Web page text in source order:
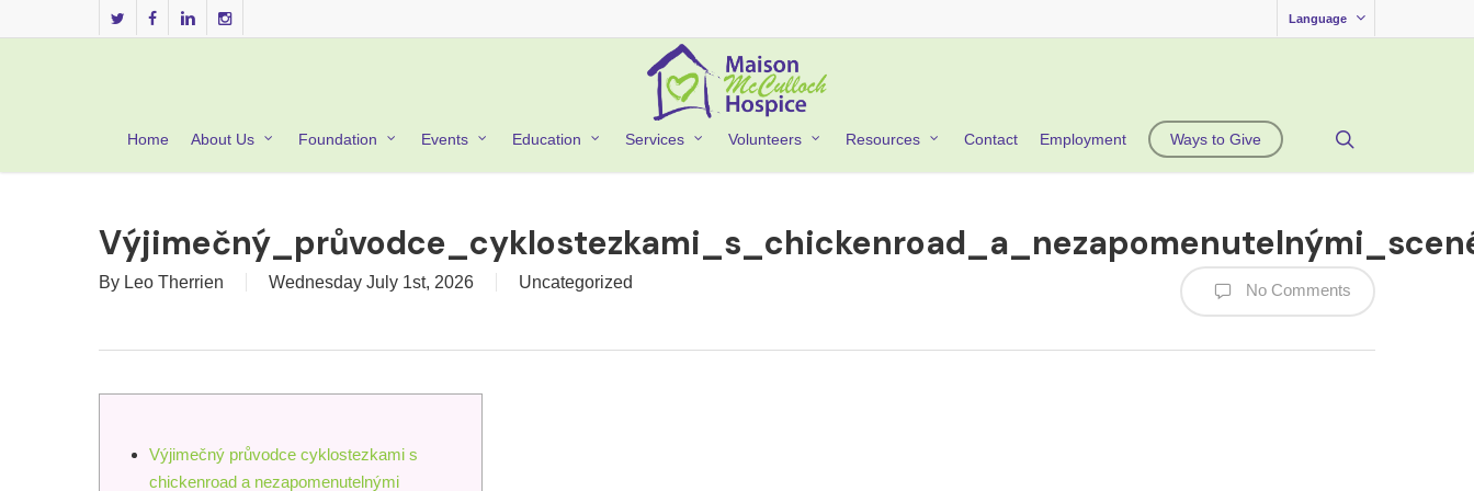
to
twitter facebooklinkedininstagram Language
Home About Us Foundation Events Education Services Volunteers Resources Contact Employment Ways to Give
By Leo Therrien Wednesday July 1st, 2026 Uncategorized No Comments
Výjimečný průvodce cyklostezkami s
chickenroad a nezapomenutelnými